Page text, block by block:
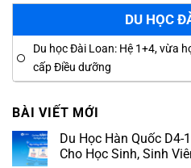
DU HỌC
Du học Đài Loan: Hệ 1+4, vừa
cấp Điều dưỡng
BÀI VIẾT MỚI
Du Học Hàn Quốc D4-
Cho Học Sinh, Sinh